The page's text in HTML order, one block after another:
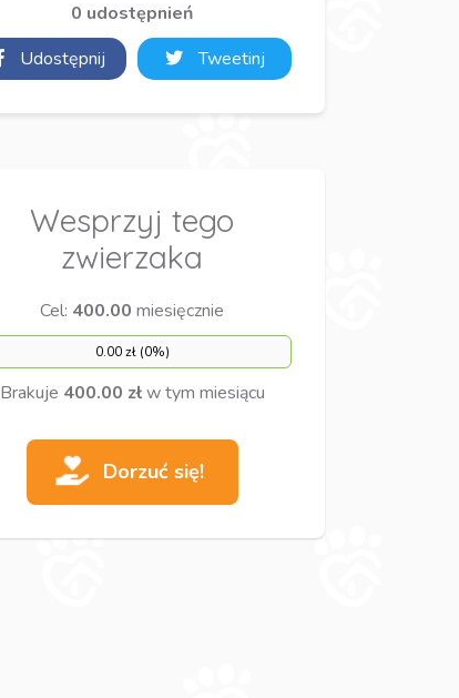
0 udostępnień
Udostępnij
Tweetinj
Wesprzyj tego
zwierzaka
Cel: 400.00 miesięcznie
0.00 zł (0%)
Brakuje 400.00 złw tym miesiącu
Dorzuć się!